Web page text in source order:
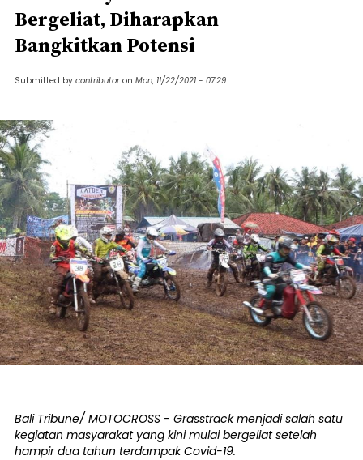
Bergeliat, Diharapkan
Bangkitkan Potensi
Submitted by contributor on Mon, 11/22/2021 - 07:29
Bali Tribune/ MOTOCROSS - Grasstrack menjadi salah satu
kegiatan masyarakat yang kini mulai bergeliat setelah
hampir dua tahun terdampak Covid-19.